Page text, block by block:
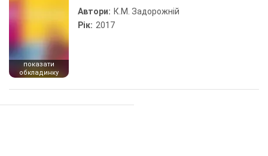
показати
обкладинку
Автори: К.М. Задорожній
Рік: 2017